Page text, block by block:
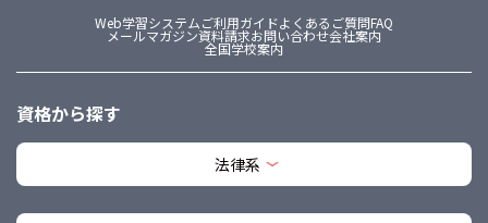
Web学習システムご利用ガイドよくあるご質問FAQ
メールマガジン資料請求お問い合わせ会社案内
全国学校案内
資格から探す
法律系